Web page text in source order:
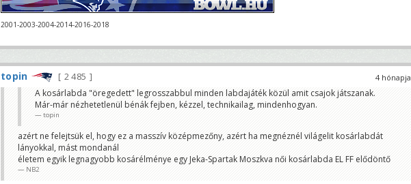
2001-2003-2004-2014-2016-2018
4 hónapja
topin
2 485
A kosárlabda "öregedett" legrosszabbul minden labdajáték közül amit csajok játszanak.
Már-már nézhetetlenül bénák fejben, kézzel, technikailag, mindenhogyan.
topin
azért ne felejtsük el, hogy ez a masszív középmezőny, azért ha megnéznél világelit kosárlabdát
lányokkal, mást mondanál
életem egyik legnagyobb kosárélménye egy Jeka-Spartak Moszkva női kosárlabda EL FF elődöntő
NB2